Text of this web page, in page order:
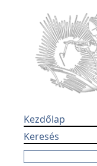
Kezdőlap
Keresés